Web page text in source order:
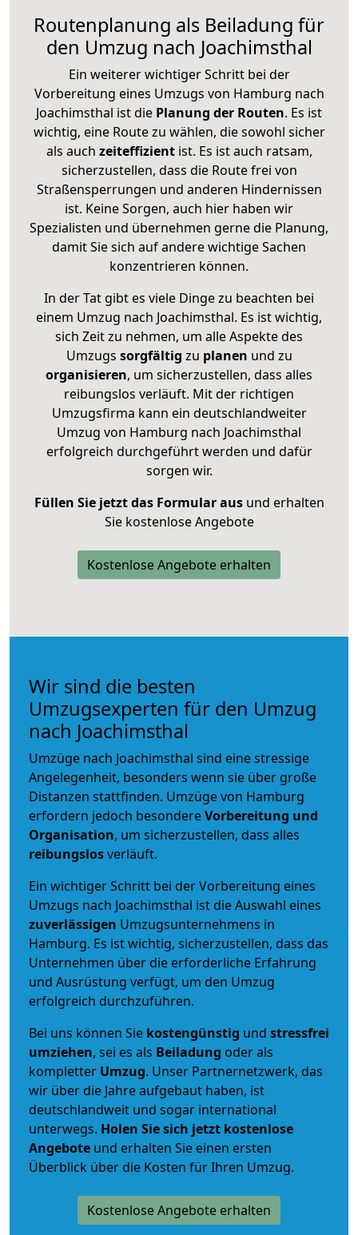
Routenplanung als Beiladung für
den Umzug nach Joachimsthal
Ein weiterer wichtiger Schritt bei der
Vorbereitung eines Umzugs von Hamburg nach
Joachimsthal ist die Planung der Routen. Es ist
wichtig, eine Route zu wählen, die sowohl sicher
als auch zeiteffizientist. Es ist auch ratsam,
sicherzustellen, dass die Route frei von
Straßensperrungen und anderen Hindernissen
ist. Keine Sorgen, auch hier haben wir
Spezialisten und übernehmen gerne die Planung,
damit Sie sich auf andere wichtige Sachen
konzentrieren können.
In der Tat gibt es viele Dinge zu beachten bei
einem Umzug nach Joachimsthal. Es ist wichtig,
sich Zeit zu nehmen, um alle Aspekte des
Umzugs sorgfältig zu planen und zu
organisieren, um sicherzustellen, dass alles
reibungslos verläuft. Mit der richtigen
Umzugsfirma kann ein deutschlandweiter
Umzug von Hamburg nach Joachimsthal
erfolgreich durchgeführt werden und dafür
sorgen wir.
Füllen Sie jetzt das Formular ausund erhalten
Sie kostenlose Angebote
Kostenlose Angebote erhalten
Wir sind die besten
Umzugsexperten für den Umzug
nach Joachimsthal
Umzüge nach Joachimsthal sind eine stressige
Angelegenheit, besonders wenn sie über große
Distanzen stattfinden. Umzüge von Hamburg
erfordern jedoch besondereVorbereitung und
Organisation, um sicherzustellen, dass alles
reibungslosverläuft.
Ein wichtiger Schritt bei der Vorbereitung eines
Umzugs nach Joachimsthal ist die Auswahl eines
zuverlässigen Umzugsunternehmens in
Hamburg. Es ist wichtig, sicherzustellen, dass das
Unternehmen über die erforderliche Erfahrung
und Ausrüstung verfügt, um den Umzug
erfolgreich durchzuführen.
Bei uns können Sie kostengünstig und stressfrei
umziehen, sei es als Beiladung oder als
kompletter Umzug. Unser Partnernetzwerk, das
wir über die Jahre aufgebaut haben, ist
deutschlandweit und sogar international
unterwegs. Holen Sie sich jetzt kostenlose
Angebote und erhalten Sie einen ersten
Überblick über die Kosten für Ihren Umzug.
Kostenlose Angebote erhalten